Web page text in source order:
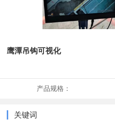
鹰潭吊钩可视化
产品规格：
关键词